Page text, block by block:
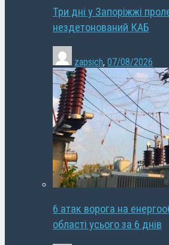
Три дні у Запоріжжі
нездетонований КАБ
zapsich, 07/08/2026
6 атак ворога на
області усього за 6 днів